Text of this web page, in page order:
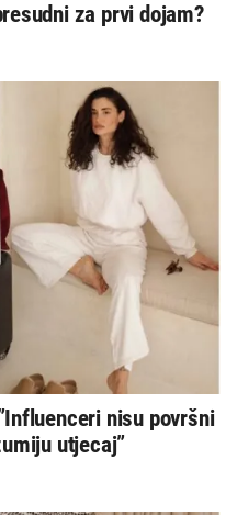
za prvi dojam?
nisu površni
utjecaj”